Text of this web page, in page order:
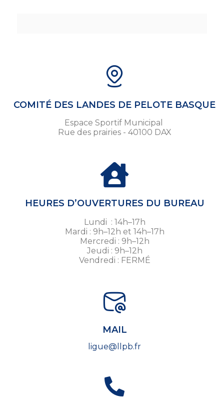
COMITÉ DES LANDES DE PELOTE BASQUE
Espace Sportif Municipal
Rue des prairies - 40100 DAX
HEURES D’OUVERTURES DU BUREAU
Lundi : 14h–17h
Mardi : 9h–12h et 14h–17h
Mercredi : 9h–12h
Jeudi : 9h–12h
Vendredi : FERMÉ
MAIL
ligue@llpb.fr